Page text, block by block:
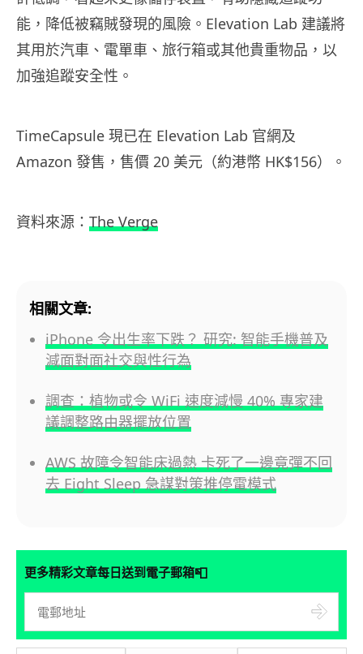
能，降低被竊賊發現的風險。Elevation Lab 建議將
其用於汽車、電單車、旅行箱或其他貴重物品，以
加強追蹤安全性。
TimeCapsule 現已在 Elevation Lab 官網及
Amazon 發售，售價 20 美元（約港幣 HK$156）。
資料來源： The Verge
相關文章:
iPhone 令出生率下跌？ 研究: 智能手機普及
減面對面社交與性行為
調查：植物或令 WiFi 速度減慢 40% 專家建
議調整路由器擺放位置
AWS 故障令智能床過熱 卡死了一邊竟彈不回
去 Eight Sleep 急謀對策推停電模式
更多精彩文章每日送到電子郵箱📮